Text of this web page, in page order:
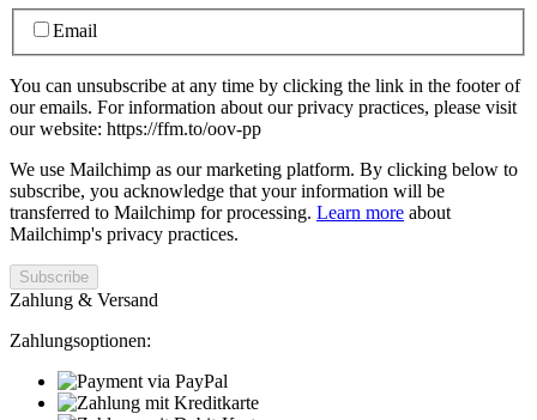
Email
You can unsubscribe at any time by clicking the link in the footer of
our emails. For information about our privacy practices, please visit
our website: https://ffm.to/oov-pp
We use Mailchimp as our marketing platform. By clicking below to
subscribe, you acknowledge that your information will be
transferred to Mailchimp for processing. Learn more about
Mailchimp's privacy practices.
Zahlung & Versand
Zahlungsoptionen: